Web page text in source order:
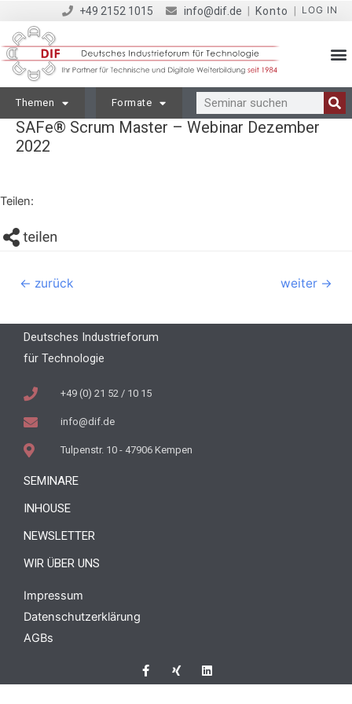
+49 2152 1015 info@dif.de Konto LOG IN
Themen Formate
SAFe® Scrum Master – Webinar Dezember
2022
Teilen:
← zurück weiter →
Deutsches Industrieforum
für Technologie
+49 (0) 21 52 / 10 15
info@dif.de
Tulpenstr. 10 - 47906 Kempen
SEMINARE
INHOUSE
NEWSLETTER
WIR ÜBER UNS
Impressum
Datenschutzerklärung
AGBs